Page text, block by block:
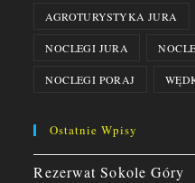
AGROTURYSTYKA JURA
NOCLEGI JURA
NOCLEGI PORAJ
Ostatnie Wpisy
Rezerwat Sokole Góry